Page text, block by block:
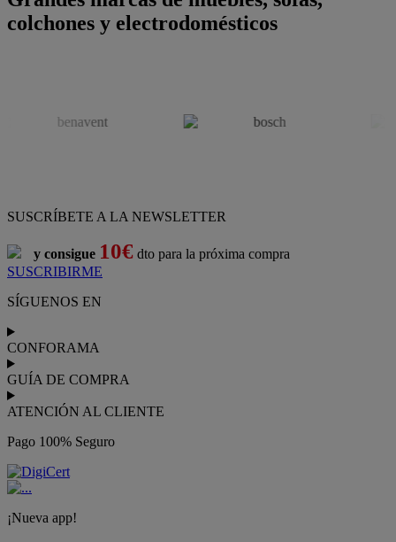
colchones y electrodomésticos
SUSCRÍBETE A LA NEWSLETTER
y consigue 10€ dto para la próxima compra
SUSCRIBIRME
SÍGUENOS EN
CONFORAMA
GUÍA DE COMPRA
ATENCIÓN AL CLIENTE
Pago 100% Seguro
¡Nueva app!